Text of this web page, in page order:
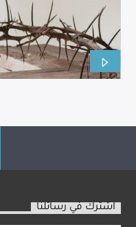
اشترك في رسائلنا